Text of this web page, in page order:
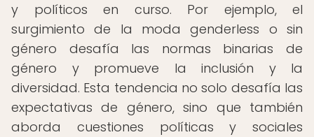
y políticos en curso. Por ejemplo, el
surgimiento de la moda genderless o sin
género desafía las normas binarias de
género y promueve la inclusión y la
diversidad. Esta tendencia no solo desafía las
expectativas de género, sino que también
aborda cuestiones políticas y sociales